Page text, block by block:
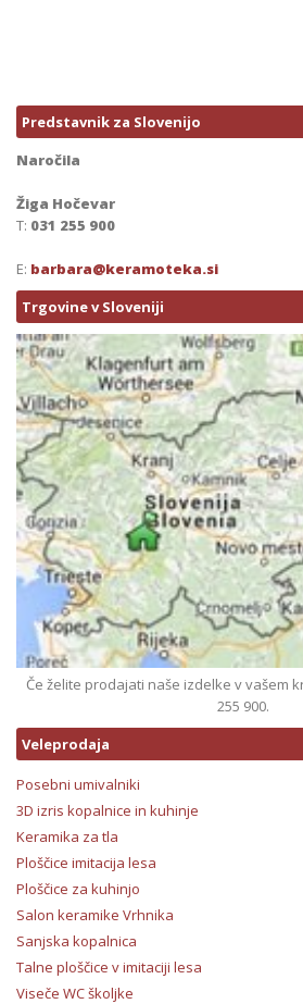
Predstavnik za Slovenijo
Naročila
Žiga Hočevar
T: 031 255 900
E: barbara@keramoteka.si
Trgovine v Sloveniji
Če želite prodajati naše izdelke v vašem
255 900.
Veleprodaja
Posebni umivalniki
3D izris kopalnice in kuhinje
Keramika za tla
Ploščice imitacija lesa
Ploščice za kuhinjo
Salon keramike Vrhnika
Sanjska kopalnica
Talne ploščice v imitaciji lesa
Viseče WC školjke